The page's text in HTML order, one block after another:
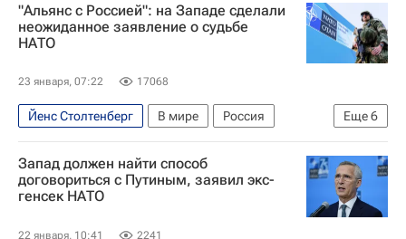
НАТО
"Альянс с Россией": на Западе сделали
неожиданное заявление о судьбе
НАТО
23 января, 07:22 17068
Еще6
Йенс Столтенберг В мире
Россия
Германия
Европа
Дональд Трамп
НАТО
Мирный план США по Украине
Скотт Риттер
Запад должен найти способ
договориться с Путиным, заявил экс-
генсек НАТО
22 января, 10:41 2241